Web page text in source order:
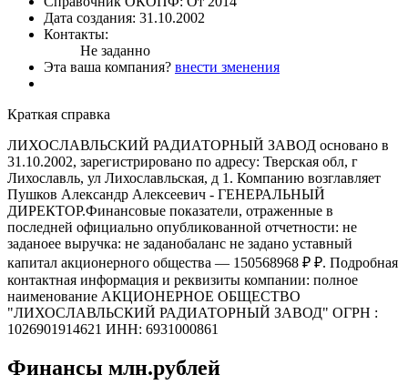
Дата создания: 31.10.2002
Контакты:
Не заданно
Эта ваша компания? внести зменения
Краткая справка
ЛИХОСЛАВЛЬСКИЙ РАДИАТОРНЫЙ ЗАВОД основано в
31.10.2002, зарегистрировано по адресу: Тверская обл, г
Лихославль, ул Лихославльская, д 1. Компанию возглавляет
Пушков Александр Алексеевич - ГЕНЕРАЛЬНЫЙ
ДИРЕКТОР.Финансовые показатели, отраженные в
последней официально опубликованной отчетности: не
заданоее выручка: не заданобаланс не задано уставный
капитал акционерного общества — 150568968 ₽ ₽. Подробная
контактная информация и реквизиты компании: полное
наименование АКЦИОНЕРНОЕ ОБЩЕСТВО
"ЛИХОСЛАВЛЬСКИЙ РАДИАТОРНЫЙ ЗАВОД" ОГРН :
1026901914621 ИНН: 6931000861
Финансы млн.рублей